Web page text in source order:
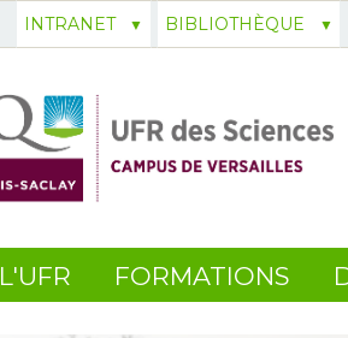
L'UFR FORMATIONS
INTRANET BIBLIOTHÈQUE